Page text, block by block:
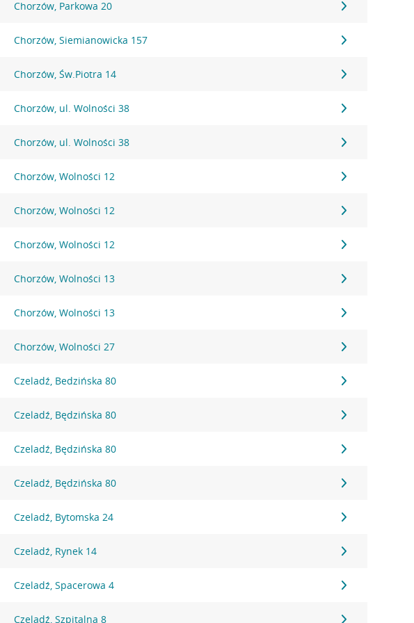
Chorzów, Parkowa 20
Chorzów, Siemianowicka 157
Chorzów, Św.Piotra 14
Chorzów, ul. Wolności 38
Chorzów, ul. Wolności 38
Chorzów, Wolności 12
Chorzów, Wolności 12
Chorzów, Wolności 12
Chorzów, Wolności 13
Chorzów, Wolności 13
Chorzów, Wolności 27
Czeladź, Bedzińska 80
Czeladź, Będzińska 80
Czeladź, Będzińska 80
Czeladź, Będzińska 80
Czeladź, Bytomska 24
Czeladź, Rynek 14
Czeladź, Spacerowa 4
Czeladź, Szpitalna 8